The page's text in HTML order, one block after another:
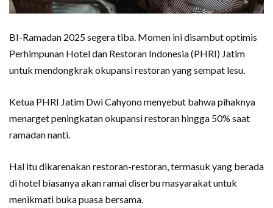
BI-Ramadan 2025 segera tiba. Momen ini disambut optimis
Perhimpunan Hotel dan Restoran Indonesia (PHRI) Jatim
untuk mendongkrak okupansi restoran yang sempat lesu.
Ketua PHRI Jatim Dwi Cahyono menyebut bahwa pihaknya
menarget peningkatan okupansi restoran hingga 50% saat
ramadan nanti.
Hal itu dikarenakan restoran-restoran, termasuk yang berada
di hotel biasanya akan ramai diserbu masyarakat untuk
menikmati buka puasa bersama.